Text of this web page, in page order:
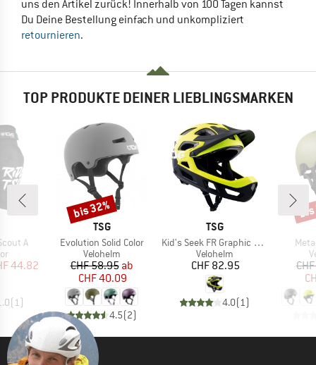
uns den Artikel zurück! Innerhalb von 100 Tagen kannst
Du Deine Bestellung einfach und unkompliziert
retournieren.
TOP PRODUKTE DEINER LIEBLINGSMARKEN
A
Preis
44.82
(1)
MARKE
TSG
Artikel
Evolution Solid Color
Produktgruppe
Velohelm
Preis
CHF 58.95reduzierter Preis
ab
CHF 40.09
4.5(2)
Rabatt
bis 32%
MARKE
TSG
Artikel
Kid's Seek FR Graphic Design
Produktgruppe
Velohelm
Preis
CHF 82.95
4.0(1)